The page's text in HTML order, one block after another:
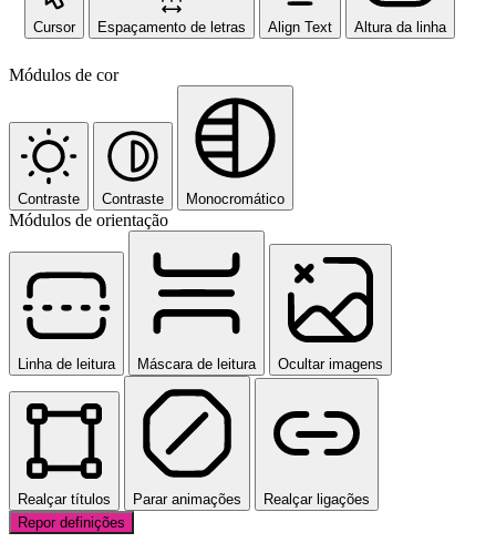
Cursor Espaçamento de letras Align Text Altura da linha
Módulos de cor
Contraste Contraste Monocromático
Módulos de orientação
Linha de leitura Máscara de leitura Ocultar imagens
Realçar títulos Parar animações
Realçar ligações
Repor definições